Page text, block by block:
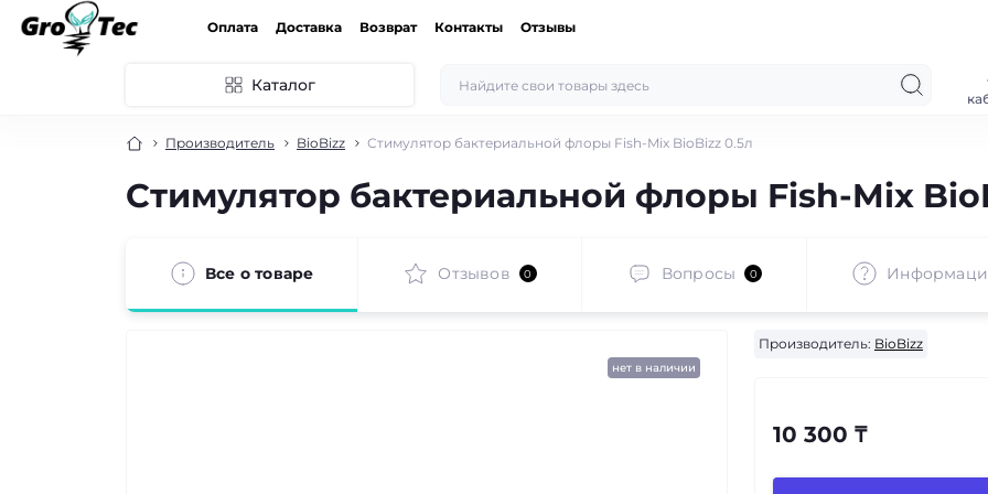
Оплата Доставка Возврат Контакты Отзывы
Каталог
Производитель BioBizz Стимулятор бактериальной флоры Fish-Mix BioBizz 0.5л
Стимулятор бактериальной флоры Fish-Mix
Все о товаре Отзывов 0 Вопросы 0
нет в наличии
Производитель: BioBizz
10 300 ₸